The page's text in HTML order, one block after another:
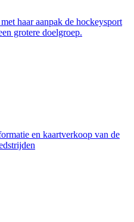
haar aanpak de hockeysport
grotere doelgroep.
en kaartverkoop van de